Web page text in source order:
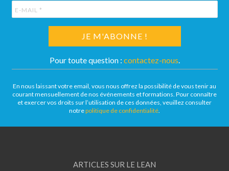
Pour toute question : contactez-nous.
En nous laissant votre email, vous nous offrez la possibilité de vous tenir au
courant mensuellement de nos événements et formations. Pour connaître
et exercer vos droits sur l’utilisation de ces données, veuillez consulter
notrepolitique de confidentialité.
ARTICLES SUR LE LEAN